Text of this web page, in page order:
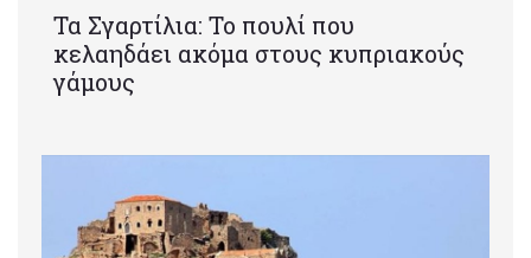
Τα Σγαρτίλια: Το πουλί που
κελαηδάει ακόμα στους κυπριακούς
γάμους